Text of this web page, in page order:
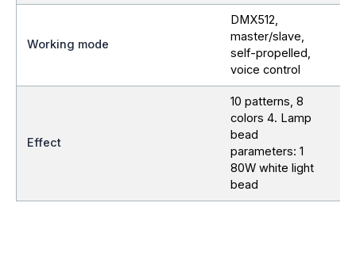
Working mode
DMX512,
master/slave,
self-propelled,
voice control
Effect
10 patterns, 8
colors 4. Lamp
bead
parameters: 1
80W white light
bead